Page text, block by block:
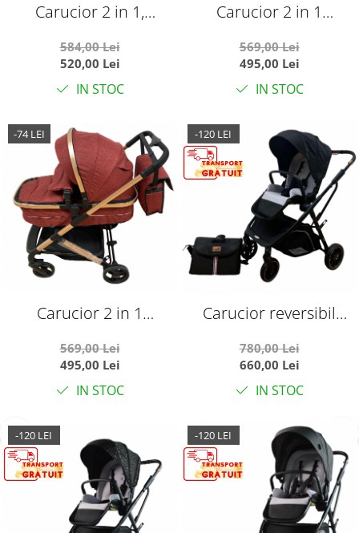
Carucior 2 in 1,
suspensii duble,
Teknum 6618, gri
584,00 Lei
520,00 Lei
IN STOC
Carucior 2 in 1
sport, 608 Gri
569,00 Lei
495,00 Lei
IN STOC
-74 LEI
Carucior 2 in 1
sport, 608 Rosu
569,00 Lei
495,00 Lei
IN STOC
-120 LEI
Carucior reversibil
0-36 luni, C7 Negru
780,00 Lei
660,00 Lei
IN STOC
-120 LEI -120 LEI